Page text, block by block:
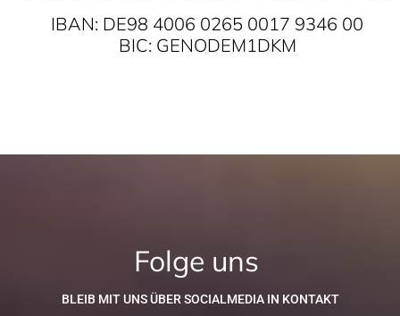
IBAN: DE98 4006 0265 0017 9346 00
BIC: GENODEM1DKM
Folge uns
BLEIB MIT UNS ÜBER SOCIALMEDIA IN KONTAKT